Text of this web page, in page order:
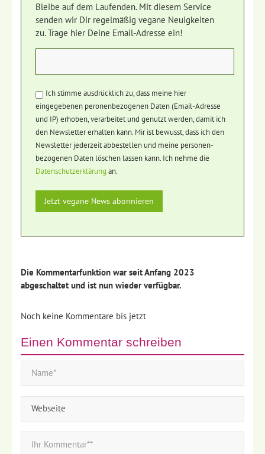
Bleibe auf dem Laufenden. Mit diesem Service
senden wir Dir regelmäßig vegane Neuigkeiten
zu. Trage hier Deine Email-Adresse ein!
Ich stimme ausdrücklich zu, dass meine hier
eingegebenen peronenbezogenen Daten (Email-Adresse
und IP) erhoben, verarbeitet und genutzt werden, damit ich
den Newsletter erhalten kann. Mir ist bewusst, dass ich den
Newsletter jederzeit abbestellen und meine personen-
bezogenen Daten löschen lassen kann. Ich nehme die
Datenschutzerklärung an.
Die Kommentarfunktion war seit Anfang 2023
abgeschaltet und ist nun wieder verfügbar.
Noch keine Kommentare bis jetzt
Einen Kommentar schreiben